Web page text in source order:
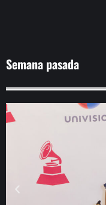
Semana pasada